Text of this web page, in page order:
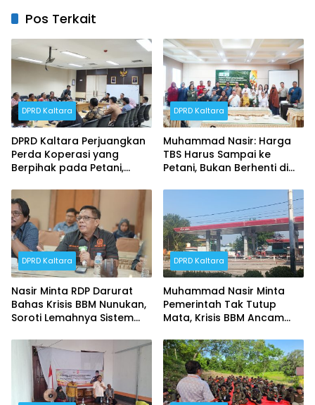
Pos Terkait
DPRD Kaltara
DPRD Kaltara Perjuangkan
Perda Koperasi yang
Berpihak pada Petani,
DPRD Kaltara
Muhammad Nasir: Harga
TBS Harus Sampai ke
Petani, Bukan Berhenti di
DPRD Kaltara
Nasir Minta RDP Darurat
Bahas Krisis BBM Nunukan,
Soroti Lemahnya Sistem
DPRD Kaltara
Muhammad Nasir Minta
Pemerintah Tak Tutup
Mata, Krisis BBM Ancam
Nunukan